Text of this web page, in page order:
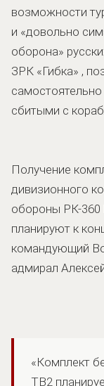
возможности
и «довольно
оборона»
ЗРК «Гибка» ,
сбитыми с
Получение
дивизионного
обороны РК-
планируют к
командующий
адмирал
«Комплект
TB2